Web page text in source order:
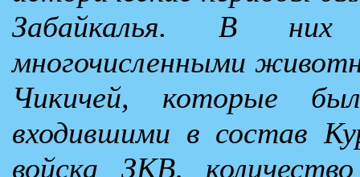
Забайкалья. В
многочисленными
Чикичей, которые
входившими в состав
войска ЗКВ,